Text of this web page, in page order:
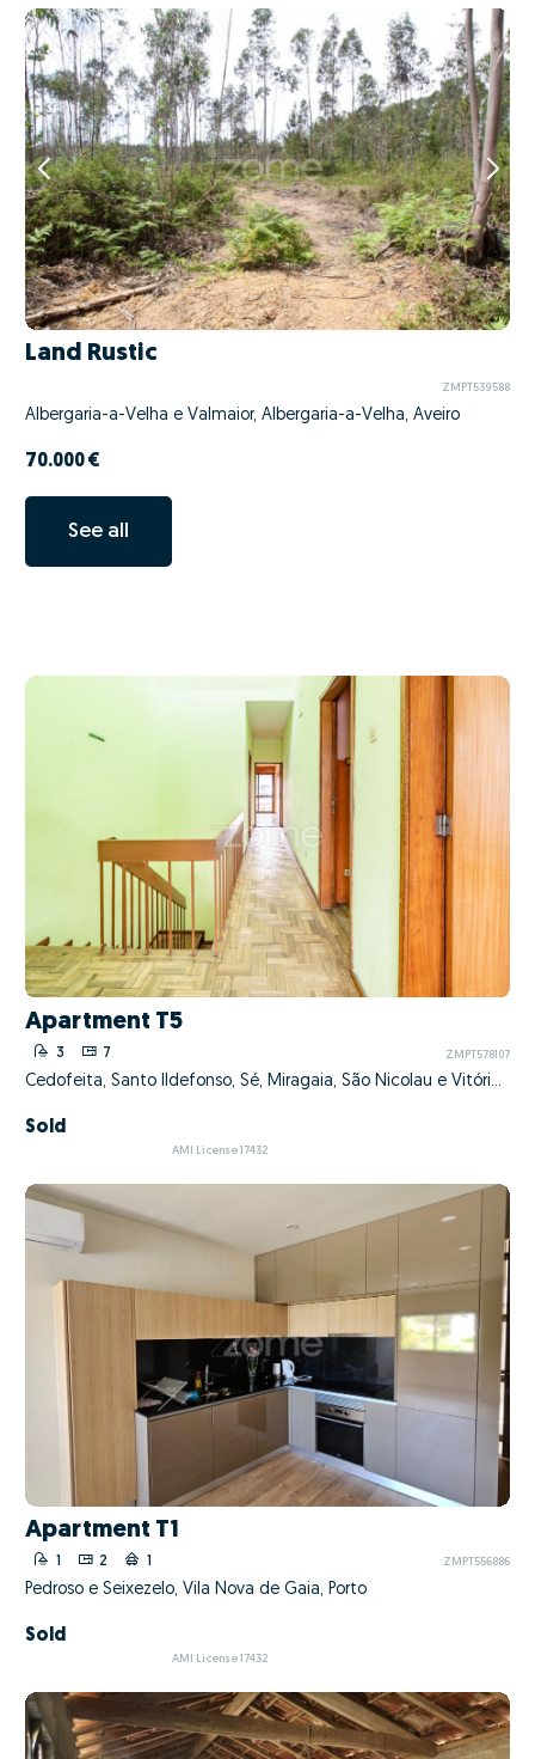
Land Rustic
ZMPT539588
Albergaria-a-Velha e Valmaior, Albergaria-a-Velha, Aveiro
70.000 €
See all
Apartment T5
3 7 ZMPT578107
Cedofeita, Santo Ildefonso, Sé, Miragaia, São Nicolau e Vitória, Porto, Porto
Sold
AMI License 17432
Apartment T1
1 2 1 ZMPT556886
Pedroso e Seixezelo, Vila Nova de Gaia, Porto
Sold
AMI License 17432